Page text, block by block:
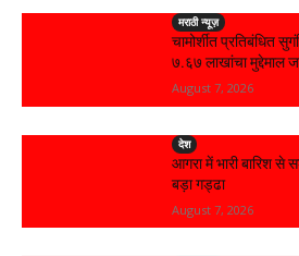
मराठी न्यूज़
चामोर्शीत प्रतिबंधित
₹७.६७ लाखांचा मुद्देमाल
August 7, 2026
देश
आगरा में भारी बारिश
बड़ा गड्ढा
August 7, 2026